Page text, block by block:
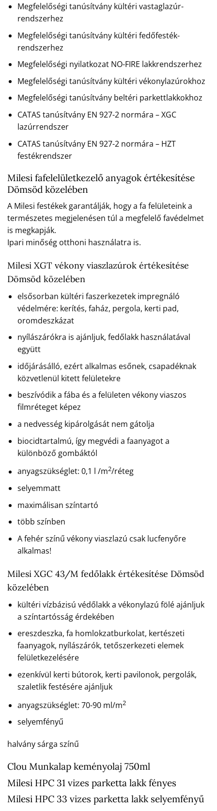
Megfelelőségi tanúsítvány kültéri vastaglazúr-
rendszerhez
Megfelelőségi tanúsítvány kültéri fedőfesték-
rendszerhez
Megfelelőségi nyilatkozat NO-FIRE lakkrendszerhez
Megfelelőségi tanúsítvány kültéri vékonylazúrokhoz
Megfelelőségi tanúsítvány beltéri parkettlakkokhoz
CATAS tanúsítvány EN 927-2 normára – XGC
lazúrrendszer
CATAS tanúsítvány EN 927-2 normára – HZT
festékrendszer
Milesi fafelelületkezelő anyagok értékesítése
Dömsöd közelében
A Milesi festékek garantálják, hogy a fa felületeink a
természetes megjelenésen túl a megfelelő favédelmet
is megkapják.
Ipari minőség otthoni használatra is.
Milesi XGT vékony viaszlazúrok értékesítése
Dömsöd közelében
elsősorban kültéri faszerkezetek impregnáló
védelmére: kerítés, faház, pergola, kerti pad,
oromdeszkázat
nyílászárókra is ajánljuk, fedőlakk használatával
együtt
időjárásálló, ezért alkalmas esőnek, csapadéknak
közvetlenül kitett felületekre
beszívódik a fába és a felületen vékony viaszos
filmréteget képez
a nedvesség kipárolgását nem gátolja
biocidtartalmú, így megvédi a faanyagot a
különböző gombáktól
anyagszükséglet: 0,1 l /m2/réteg
selyemmatt
maximálisan színtartó
több színben
A fehér színű vékony viaszlazú csak lucfenyőre
alkalmas!
Milesi XGC 43/M fedőlakk értékesítése Dömsöd
közelében
kültéri vízbázisú védőlakk a vékonylazú fölé ajánljuk
a színtartósság érdekében
ereszdeszka, fa homlokzatburkolat, kertészeti
faanyagok, nyílászárók, tetőszerkezeti elemek
felületkezelésére
ezenkívül kerti bútorok, kerti pavilonok, pergolák,
szaletlik festésére ajánljuk
anyagszükséglet: 70-90 ml/m2
selyemfényű
halvány sárga színű
Clou Munkalap keményolaj 750ml
Milesi HPC 31 vizes parketta lakk fényes
Milesi HPC 33 vizes parketta lakk selyemfényű